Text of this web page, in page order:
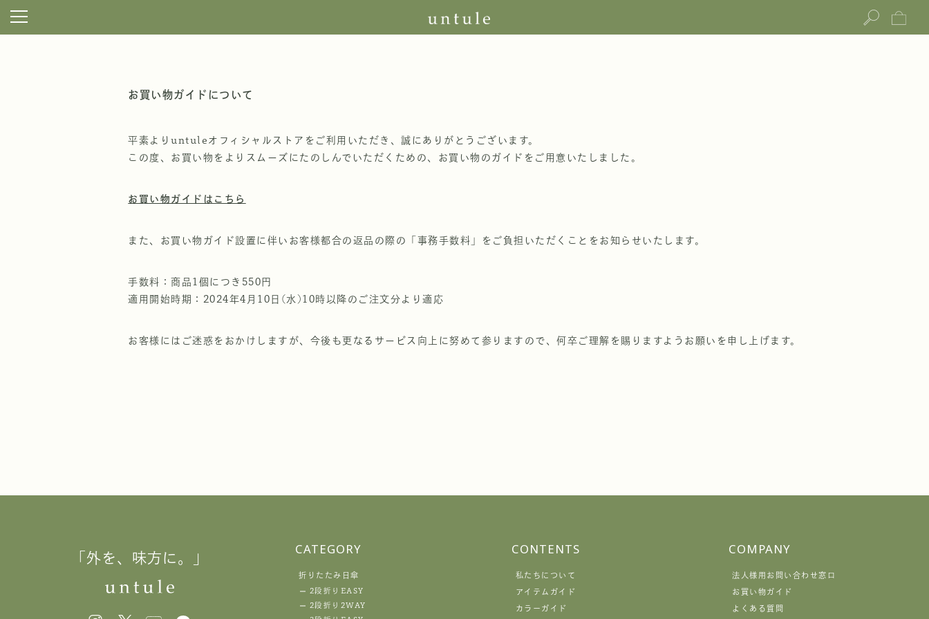
お買い物ガイドについて
平素よりuntuleオフィシャルストアをご利用いただき、誠にありがとうございます。
この度、お買い物をよりスムーズにたのしんでいただくための、お買い物のガイドをご用意いたしました。
お買い物ガイドはこちら
また、お買い物ガイド設置に伴いお客様都合の返品の際の「事務手数料」をご負担いただくことをお知らせいたします。
手数料：商品1個につき550円
適用開始時期：2024年4月10日(水)10時以降のご注文分より適応
お客様にはご迷惑をおかけしますが、今後も更なるサービス向上に努めて参りますので、何卒ご理解を賜りますようお願いを申し上げます。
「外を、味方に。」
CATEGORY
折りたたみ日傘
2段折りEASY
2段折り2WAY
CONTENTS
私たちについて
アイテムガイド
カラーガイド
COMPANY
法人様用お問い合わせ窓口
お買い物ガイド
よくある質問